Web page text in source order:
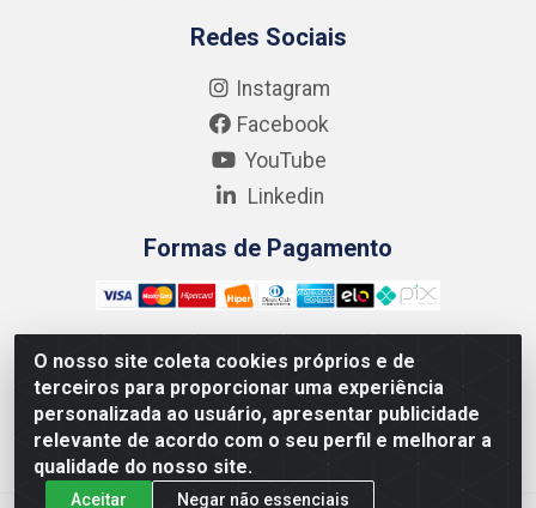
O nosso site coleta cookies próprios e de
terceiros para proporcionar uma experiência
personalizada ao usuário, apresentar publicidade
relevante de acordo com o seu perfil e melhorar a
qualidade do nosso site.
Aceitar Negar não essenciais
Redes Sociais
Instagram
Facebook
YouTube
Linkedin
Formas de Pagamento
Kgmlan Distribuidora LTDA - CNPJ 18.217.682/0001-54 -
Rua Pedro de Barros Cavalcante, 58 - Bultrins, Olinda/PE
- CEP 53320-110